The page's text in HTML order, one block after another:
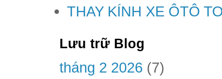
THAY KÍNH XE ÔTÔ
Lưu trữ Blog
tháng 2 2026 (7)